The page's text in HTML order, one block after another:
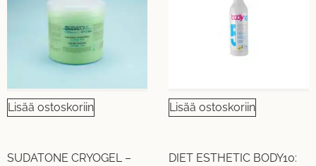
Lisää ostoskoriin
SUDATONE CRYOGEL –
Lisää ostoskoriin
DIET ESTHETIC BODY10: